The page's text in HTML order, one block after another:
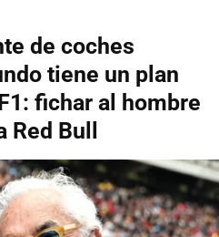
de coches
tiene un plan
fichar al hombre
Bull